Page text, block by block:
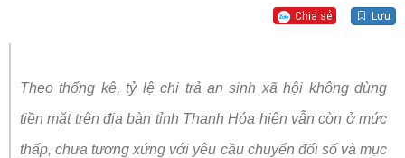
Chia sẻ Lưu
Theo thống kê, tỷ lệ chi trả an sinh xã hội không dùng
tiền mặt trên địa bàn tỉnh Thanh Hóa hiện vẫn còn ở mức
thấp, chưa tương xứng với yêu cầu chuyển đổi số và mục